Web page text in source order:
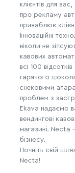
клієнтів для
про рекламу
приваблює
Інноваційні
ніколи не
кавових
всі 100
гарячого
снековими
проблем з
Ekava надаємо
вендингові
магазині. Necta
бізнесу.
Почніть свій
Necta!